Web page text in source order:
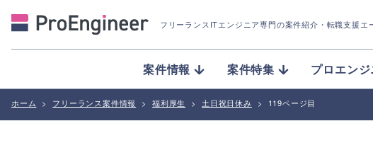
フリーランスITエンジニア専門の案件紹介 ・転職支援エ
案件情報 案件特集 プロエン
ホーム > フリーランス案件情報 > 福利厚生 > 土日祝日休み > 119ページ目